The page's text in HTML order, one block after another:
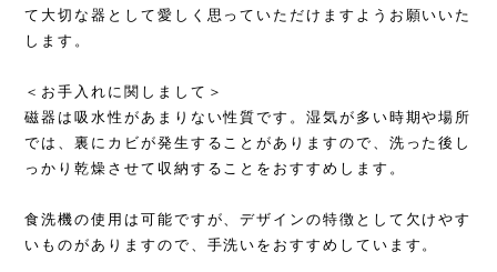
て大切な器として愛しく思っていただけますようお願いいた
します。
＜お手入れに関しまして＞
磁器は吸水性があまりない性質です。湿気が多い時期や場所
では、裏にカビが発生することがありますので、洗った後し
っかり乾燥させて収納することをおすすめします。
食洗機の使用は可能ですが、デザインの特徴として欠けやす
いものがありますので、手洗いをおすすめしています。